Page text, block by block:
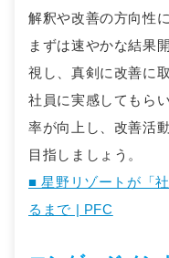
解釈や改善の方向性
まずは速やかな結果
視し、真剣に改善に
社員に実感してもら
率が向上し、改善活
目指しましょう。
■ 星野リゾートが「
るまで | PFC